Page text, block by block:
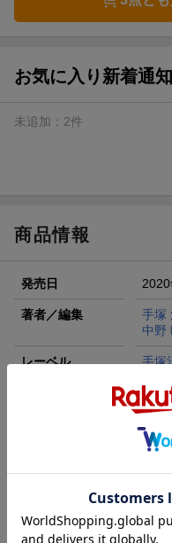
お気に入り新着通知
未追加： 2件
商品情報
発売日 2020
著者／編集 手塚
中野
レーベル 手塚
童心
コミ
223p
ISBN